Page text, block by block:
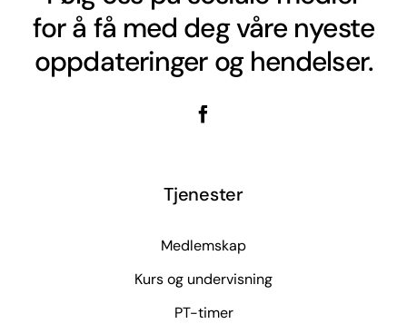
for å få med deg våre nyeste
oppdateringer og hendelser.
Tjenester
Medlemskap
Kurs og undervisning
PT-timer